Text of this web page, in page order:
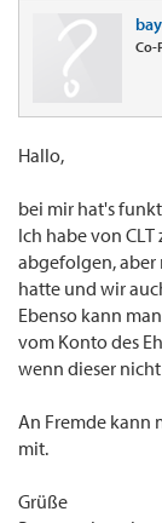
Co-
Hallo,
bei mir hat's
Ich habe von
abgefolgen, aber
hatte und wir
Ebenso kann
vom Konto des
wenn dieser
An Fremde kann
mit.
Grüße